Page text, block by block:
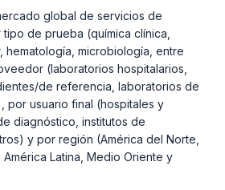
global de servicios de
de prueba (química clínica,
hematología, microbiología, entre
(laboratorios hospitalarios,
de referencia, laboratorios de
por usuario final (hospitales y
diagnóstico, institutos de
y por región (América del Norte,
Latina, Medio Oriente y